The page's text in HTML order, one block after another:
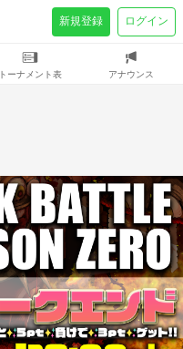
トーナメント表 アナウンス
新規登録 ログイン